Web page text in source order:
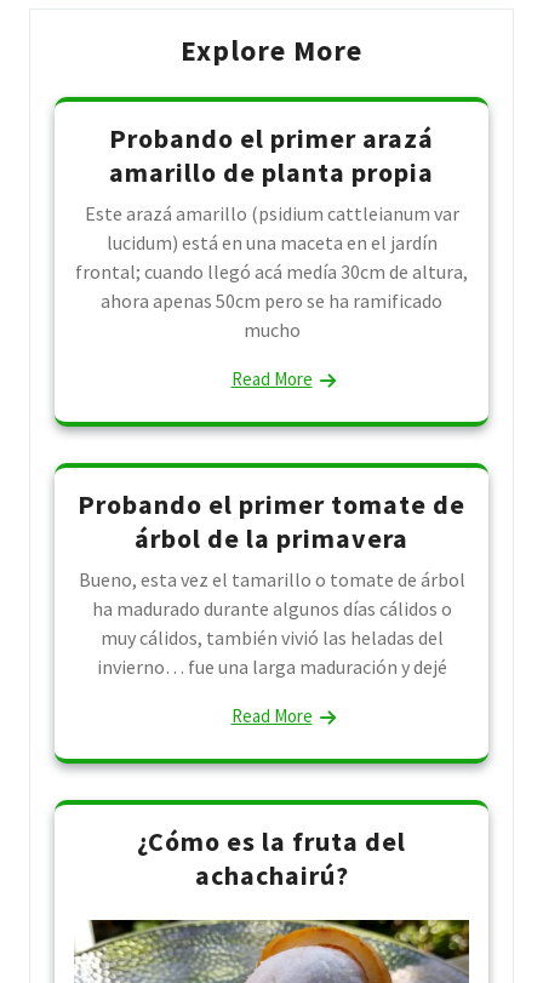
Explore More
Probando el primer arazá
amarillo de planta propia
Este arazá amarillo (psidium cattleianum var
lucidum) está en una maceta en el jardín
frontal; cuando llegó acá medía 30cm de altura,
ahora apenas 50cm pero se ha ramificado
mucho
Read More
Probando el primer tomate de
árbol de la primavera
Bueno, esta vez el tamarillo o tomate de árbol
ha madurado durante algunos días cálidos o
muy cálidos, también vivió las heladas del
invierno… fue una larga maduración y dejé
Read More
¿Cómo es la fruta del
achachairú?